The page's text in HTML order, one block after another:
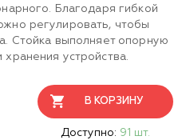
Благодаря гибкой
регулировать, чтобы
Стойка выполняет опорную
устройства.
В КОРЗИНУ
Доступно: 91 шт.